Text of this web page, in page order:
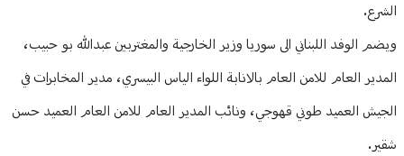
الشرع.
ويضم الوفد اللبناني الى سوريا وزير الخارجية والمغتربين عبدالله بو حبيب،
المدير العام للامن العام بالانابة اللواء الياس البيسري، مدير المخابرات في
الجيش العميد طوني قهوجي، ونائب المدير العام للامن العام العميد حسن
شقير.